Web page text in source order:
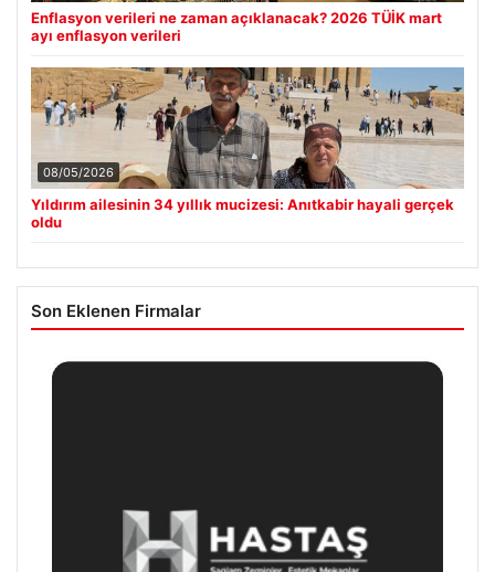
Enflasyon verileri ne zaman açıklanacak? 2026 TÜİK mart
ayı enflasyon verileri
08/05/2026
Yıldırım ailesinin 34 yıllık mucizesi: Anıtkabir hayali gerçek
oldu
Son Eklenen Firmalar